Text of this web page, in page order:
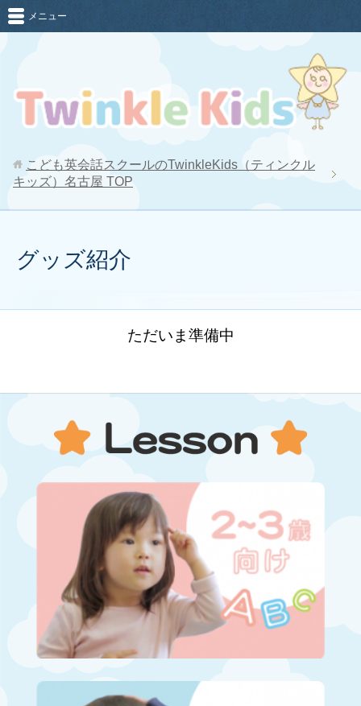
メニュー
こども英会話スクールのTwinkleKids（ティンクル
キッズ）名古屋 TOP
グッズ紹介
ただいま準備中